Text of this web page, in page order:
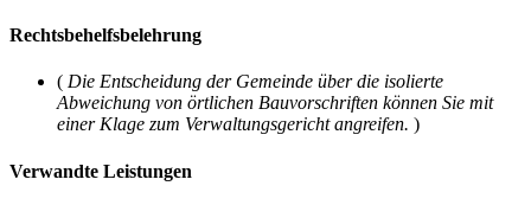
Rechtsbehelfsbelehrung
( Die Entscheidung der Gemeinde über die isolierte
Abweichung von örtlichen Bauvorschriften können Sie mit
einer Klage zum Verwaltungsgericht angreifen. )
Verwandte Leistungen